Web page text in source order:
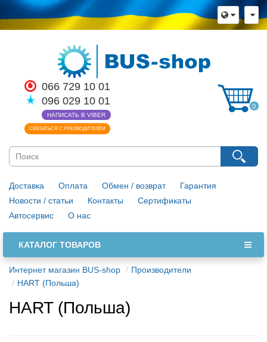
066 729 10 01
096 029 10 01
НАПИСАТЬ В VIBER
СВЯЗАТЬСЯ С РУКОВОДИТЕЛЕМ
0
Доставка Оплата Обмен / возврат
Гарантия
Новости / статьи
Контакты
Сертификаты
Автосервис
О нас
КАТАЛОГ ТОВАРОВ
Интернет магазин BUS-shop
Производители
HART (Польша)
Русский
HART (Польша)